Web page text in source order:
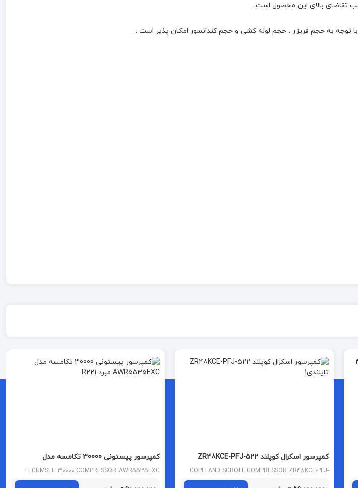
کمپرسور اسکرال کوپلند ZR48KCE-PFJ-522
تایلندی
COPELAND SCROLL COMPRESSOR ZR48KCE-PFJ-
کمپرسور پیستونی 30000 تکامسه مدل
AWR5535EXC مبرد R22
TECUMSEH 30000 COMPRESSOR AWR5535EXC